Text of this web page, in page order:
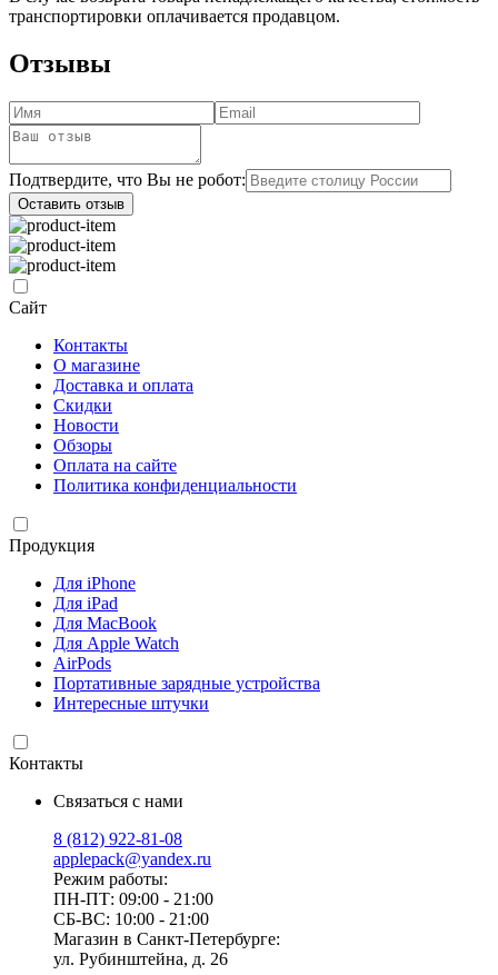
транспортировки оплачивается продавцом.
Отзывы
Подтвердите, что Вы не робот:
Оставить отзыв
Сайт
Контакты
О магазине
Доставка и оплата
Скидки
Новости
Обзоры
Оплата на сайте
Политика конфиденциальности
Продукция
Для iPhone
Для iPad
Для MacBook
Для Apple Watch
AirPods
Портативные зарядные устройства
Интересные штучки
Контакты
Связаться с нами
8 (812) 922-81-08
applepack@yandex.ru
Режим работы:
ПН-ПТ: 09:00 - 21:00
СБ-ВС: 10:00 - 21:00
Магазин в Санкт-Петербурге:
ул. Рубинштейна, д. 26